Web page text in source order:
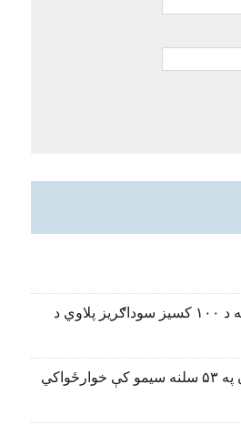
افغانستان ترکمنستان ته د ۱۰۰ کسیز سوداګریز پلاوي د
نوې ارزونه: د افغانستان په ۵۳ سلنه سیمو کې خوارځواکي